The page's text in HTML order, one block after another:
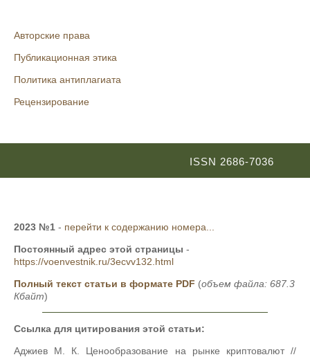
Авторские права
Публикационная этика
Политика антиплагиата
Рецензирование
ISSN 2686-7036
2023 №1 - перейти к содержанию номера...
Постоянный адрес этой страницы -
https://voenvestnik.ru/3ecvv132.html
Полный текст статьи в формате PDF (объем файла: 687.3
Кбайт)
Ссылка для цитирования этой статьи:
Аджиев М. К. Ценообразование на рынке криптовалют //